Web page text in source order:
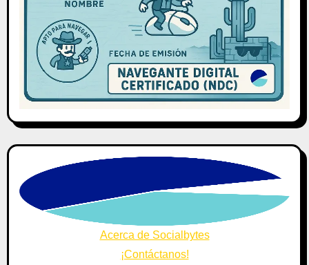
Acerca de Socialbytes
¡Contáctanos!